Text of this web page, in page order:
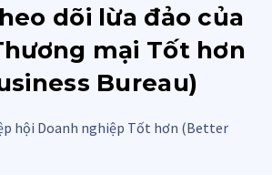
dõi lừa đảo của
mại Tốt hơn
Bureau)
hội Doanh nghiệp Tốt hơn (Better